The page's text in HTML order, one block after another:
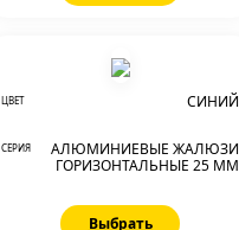
ЦВЕТ СИНИЙ
СЕРИЯ
АЛЮМИНИЕВЫЕ ЖАЛЮЗИ
ГОРИЗОНТАЛЬНЫЕ 25 ММ
Выбрать